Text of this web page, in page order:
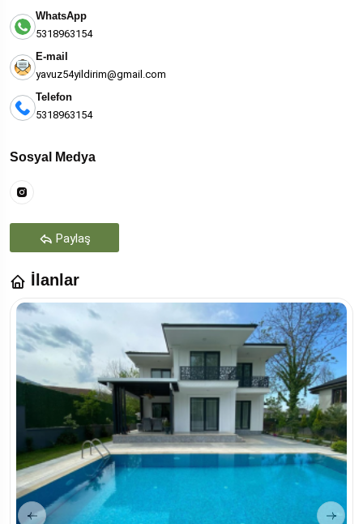
WhatsApp
5318963154
E-mail
yavuz54yildirim@gmail.com
Telefon
5318963154
Sosyal Medya
Paylaş
İlanlar